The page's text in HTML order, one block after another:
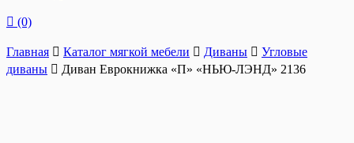
(0)
Главная Каталог мягкой мебели Диваны
Угловые
диваны
Диван Еврокнижка «П» «НЬЮ-ЛЭНД» 2136